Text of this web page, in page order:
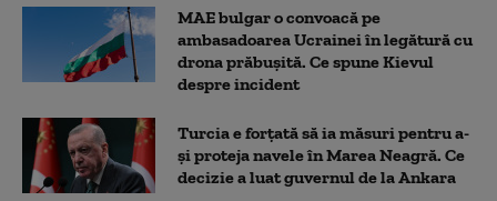
MAE bulgar o convoacă pe
ambasadoarea Ucrainei în legătură cu
drona prăbuşită. Ce spune Kievul
despre incident
Turcia e forțată să ia măsuri pentru a-
și proteja navele în Marea Neagră. Ce
decizie a luat guvernul de la Ankara